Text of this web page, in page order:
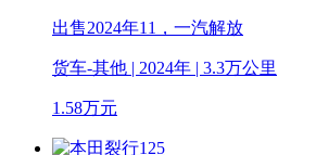
出售2024年11，一汽解放
货车-其他 | 2024年 | 3.3万公里
1.58万元